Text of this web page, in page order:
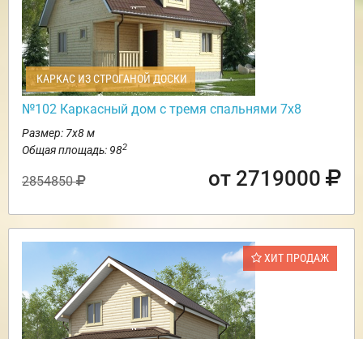
КАРКАС ИЗ СТРОГАНОЙ ДОСКИ
№102 Каркасный дом с тремя спальнями 7х8
Размер: 7х8 м
Общая площадь: 982
2854850 от 2719000
ХИТ ПРОДАЖ